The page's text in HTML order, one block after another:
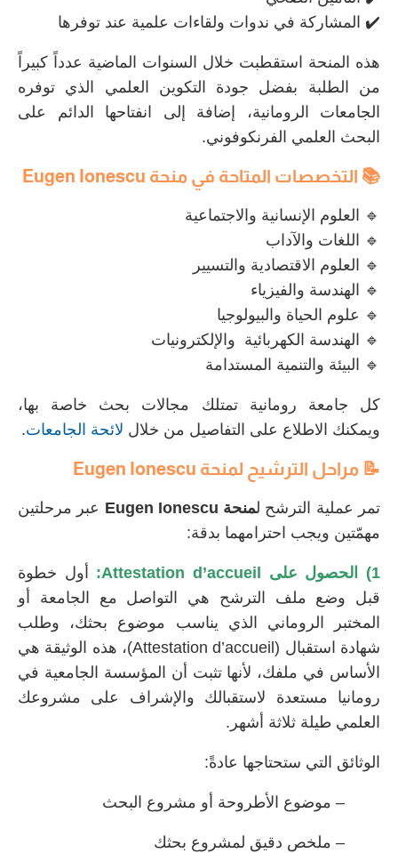
✔️ المشاركة في ندوات ولقاءات علمية عند توفرها
هذه المنحة استقطبت خلال السنوات الماضية عدداً كبيراً
من الطلبة بفضل جودة التكوين العلمي الذي توفره
الجامعات الرومانية، إضافة إلى انفتاحها الدائم على
البحث العلمي الفرنكوفوني.
📚 التخصصات المتاحة في منحة Eugen Ionescu
🔹 العلوم الإنسانية والاجتماعية
🔹 اللغات والآداب
🔹 العلوم الاقتصادية والتسيير
🔹 الهندسة والفيزياء
🔹 علوم الحياة والبيولوجيا
🔹 الهندسة الكهربائية والإلكترونيات
🔹 البيئة والتنمية المستدامة
كل جامعة رومانية تمتلك مجالات بحث خاصة بها،
ويمكنك الاطلاع على التفاصيل من خلال لائحة الجامعات.
📝 مراحل الترشيح لمنحة
تمر عملية الترشح لمنحة Eugen Ionescu عبر مرحلتين
مهمّتين ويجب احترامهما بدقة:
1) الحصول على Attestation d’accueil:
أول خطوة
قبل وضع ملف الترشح هي التواصل مع الجامعة أو
المختبر الروماني الذي يناسب موضوع بحثك، وطلب
شهادة استقبال (Attestation d’accueil)، هذه الوثيقة هي
الأساس في ملفك، لأنها تثبت أن المؤسسة الجامعية في
رومانيا مستعدة لاستقبالك والإشراف على مشروعك
العلمي طيلة ثلاثة أشهر.
الوثائق التي ستحتاجها عادةً:
– موضوع الأطروحة أو مشروع البحث
– ملخص دقيق لمشروع بحثك